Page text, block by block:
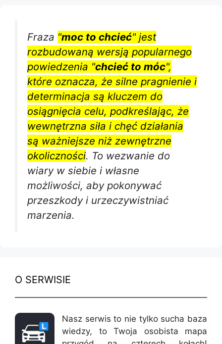
Fraza "moc to chcieć" jest
rozbudowaną wersją popularnego
powiedzenia "chcieć to móc",
które oznacza, że silne pragnienie i
determinacja są kluczem do
osiągnięcia celu, podkreślając, że
wewnętrzna siła i chęć działania
są ważniejsze niż zewnętrzne
okoliczności. To wezwanie do
wiary w siebie i własne
możliwości, aby pokonywać
przeszkody i urzeczywistniać
marzenia.
O SERWISIE
Nasz serwis to nie tylko sucha baza
wiedzy, to Twoja osobista mapa